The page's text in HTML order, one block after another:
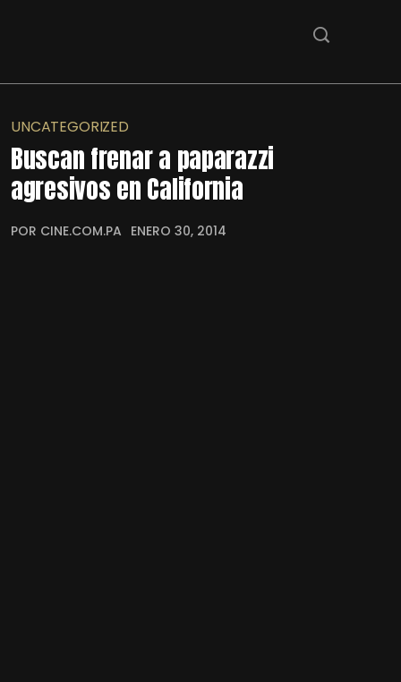
UNCATEGORIZED
Buscan frenar a paparazzi
agresivos en California
POR CINE.COM.PA ENERO 30, 2014